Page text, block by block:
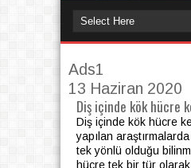
Ads1
13 Haziran 2020
Diş içinde kök hücre
Diş içinde kök hücre
yapılan
tek yönlü olduğu
hücre tek bir tür